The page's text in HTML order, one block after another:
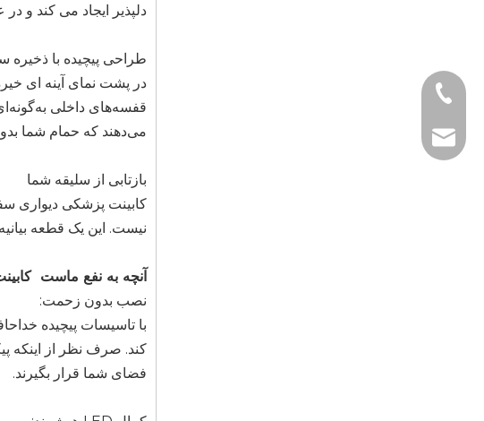
دلپذیر ایجاد می کند و
طراحی پیچیده با
در پشت نمای آینه ای
قفسه‌های داخلی
می‌دهند که حمام شما
بازتابی از سلیقه شما
کابینت پزشکی دیواری
نیست. این یک قطعه
آنچه به نفع ماست
نصب بدون زحمت:
با تاسیسات پیچیده
کند. صرف نظر از اینکه
فضای شما قرار بگیرند.